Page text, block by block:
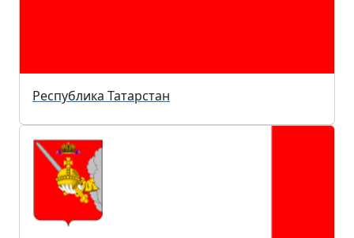
Республика Татарстан